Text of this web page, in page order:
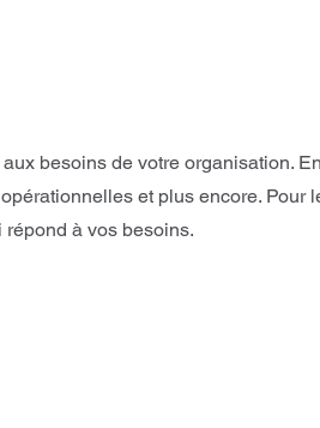
besoins de votre organisation.
et plus encore. Pour
à vos besoins.